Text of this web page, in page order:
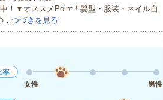
！▼オススメPoint＊髪型・服装・ネイル自
…つづきを見る
率
女性
男性